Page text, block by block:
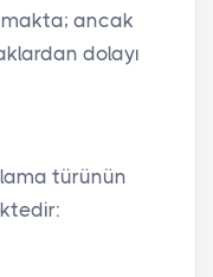
ancak
dolayı
türünün